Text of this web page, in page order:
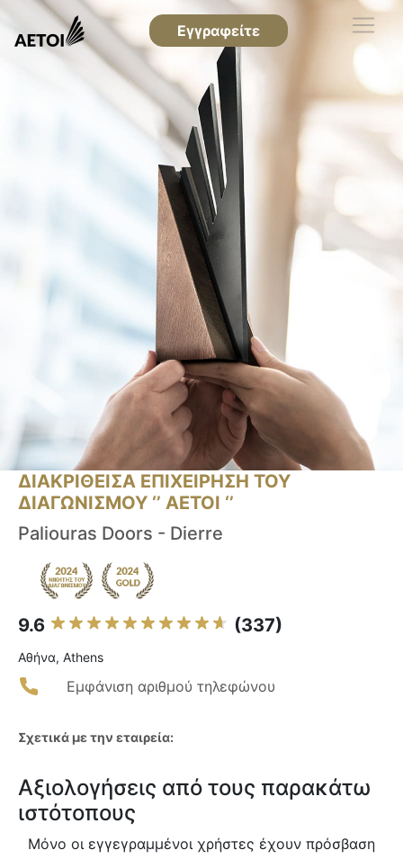
Εγγραφείτε
ΔΙΑΚΡΙΘΕΙΣΑ ΕΠΙΧΕΙΡΗΣΗ ΤΟΥ
ΔΙΑΓΩΝΙΣΜΟΥ ‘’ ΑΕΤΟΙ ‘’
Paliouras Doors - Dierre
9.6 (337)
Αθήνα, Athens
Εμφάνιση αριθμού τηλεφώνου
Σχετικά με την εταιρεία:
Αξιολογήσεις από τους παρακάτω
ιστότοπους
Μόνο οι εγγεγραμμένοι χρήστες έχουν πρόσβαση